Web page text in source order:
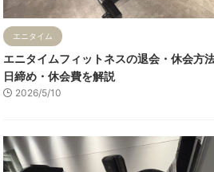
エニタイム
エニタイムフィットネスの退会・休会方
日締め・休会費を解説
2026/5/10